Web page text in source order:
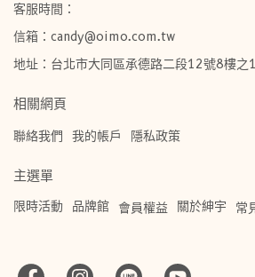
客服時間：
信箱：candy@oimo.com.tw​
地址：台北市大同區承德路二段12號8樓之1
相關網頁
聯絡我們
我的帳戶 隱私政策
主選單
限時活動
品牌館 會員權益 關於紳宇 常